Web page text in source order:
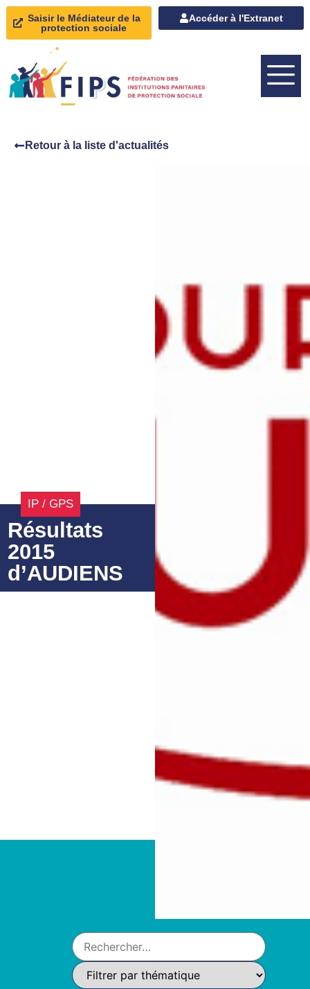
Saisir le Médiateur de la
protection sociale
Accéder à l'Extranet
Retour à la liste d'actualités
IP / GPS
Résultats
2015
d’AUDIENS